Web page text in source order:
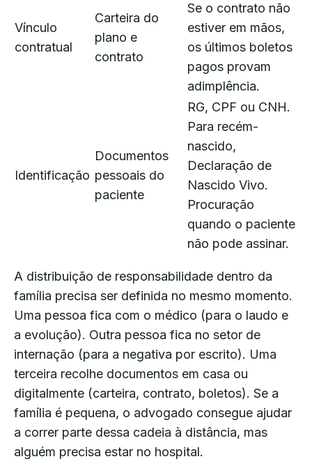
Vínculo
contratual
Carteira do
plano e
contrato
Se o contrato não
estiver em mãos,
os últimos boletos
pagos provam
adimplência.
Identificação
Documentos
pessoais do
paciente
RG, CPF ou CNH.
Para recém-
nascido,
Declaração de
Nascido Vivo.
Procuração
quando o paciente
não pode assinar.
A distribuição de responsabilidade dentro da
família precisa ser definida no mesmo momento.
Uma pessoa fica com o médico (para o laudo e
a evolução). Outra pessoa fica no setor de
internação (para a negativa por escrito). Uma
terceira recolhe documentos em casa ou
digitalmente (carteira, contrato, boletos). Se a
família é pequena, o advogado consegue ajudar
a correr parte dessa cadeia à distância, mas
alguém precisa estar no hospital.